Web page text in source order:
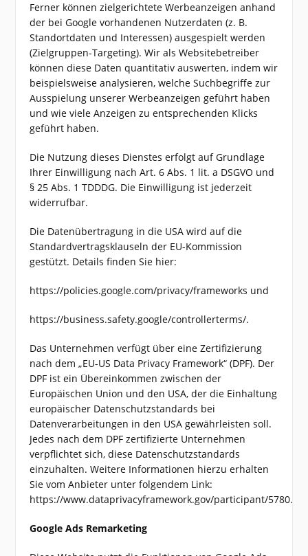
Ferner können zielgerichtete Werbeanzeigen anhand
der bei Google vorhandenen Nutzerdaten (z. B.
Standortdaten und Interessen) ausgespielt werden
(Zielgruppen-Targeting). Wir als Websitebetreiber
können diese Daten quantitativ auswerten, indem wir
beispielsweise analysieren, welche Suchbegriffe zur
Ausspielung unserer Werbeanzeigen geführt haben
und wie viele Anzeigen zu entsprechenden Klicks
geführt haben.
Die Nutzung dieses Dienstes erfolgt auf Grundlage
Ihrer Einwilligung nach Art. 6 Abs. 1 lit. a DSGVO und
§ 25 Abs. 1 TDDDG. Die Einwilligung ist jederzeit
widerrufbar.
Die Datenübertragung in die USA wird auf die
Standardvertragsklauseln der EU-Kommission
gestützt. Details finden Sie hier:
https://policies.google.com/privacy/frameworks und
https://business.safety.google/controllerterms/.
Das Unternehmen verfügt über eine Zertifizierung
nach dem „EU-US Data Privacy Framework“ (DPF). Der
DPF ist ein Übereinkommen zwischen der
Europäischen Union und den USA, der die Einhaltung
europäischer Datenschutzstandards bei
Datenverarbeitungen in den USA gewährleisten soll.
Jedes nach dem DPF zertifizierte Unternehmen
verpflichtet sich, diese Datenschutzstandards
einzuhalten. Weitere Informationen hierzu erhalten
Sie vom Anbieter unter folgendem Link:
https://www.dataprivacyframework.gov/participant/5780.
Google Ads Remarketing